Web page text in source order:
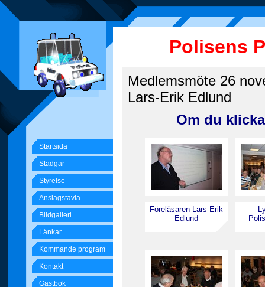
Startsida
Stadgar
Styrelse
Anslagstavla
Bildgalleri
Länkar
Kommande program
Kontakt
Gästbok
Polisens
Medlemsmöte 26
Lars-Erik Edlund
Om du
Föreläsaren Lars-Erik
Edlund